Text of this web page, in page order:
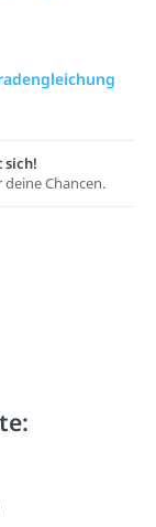
sich!
Chancen.